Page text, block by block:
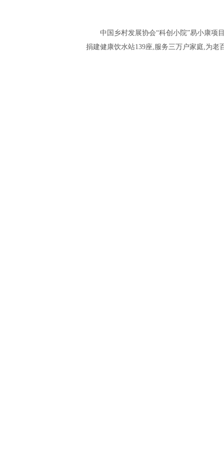
中国乡村发展协会“科创小院”易小康项
捐建健康饮水站139座,服务三万户家庭,为老